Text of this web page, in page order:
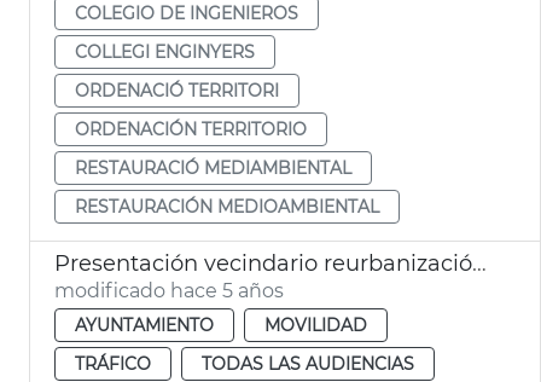
COLEGIO DE INGENIEROS
COLLEGI ENGINYERS
ORDENACIÓ TERRITORI
ORDENACIÓN TERRITORIO
RESTAURACIÓ MEDIAMBIENTAL
RESTAURACIÓN MEDIOAMBIENTAL
Presentación vecindario reurbanización plaza Russafa
modificado hace 5 años
AYUNTAMIENTO
MOVILIDAD
TRÁFICO
TODAS LAS AUDIENCIAS